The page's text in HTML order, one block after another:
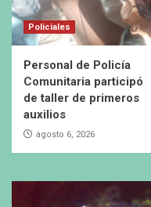
Policiales
Personal de Policía
Comunitaria participó
de taller de primeros
auxilios
agosto 6, 2026